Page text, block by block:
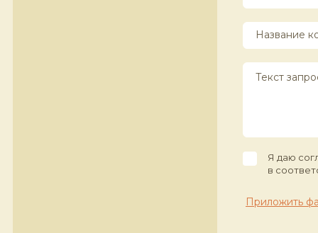
Я даю
в
Приложить